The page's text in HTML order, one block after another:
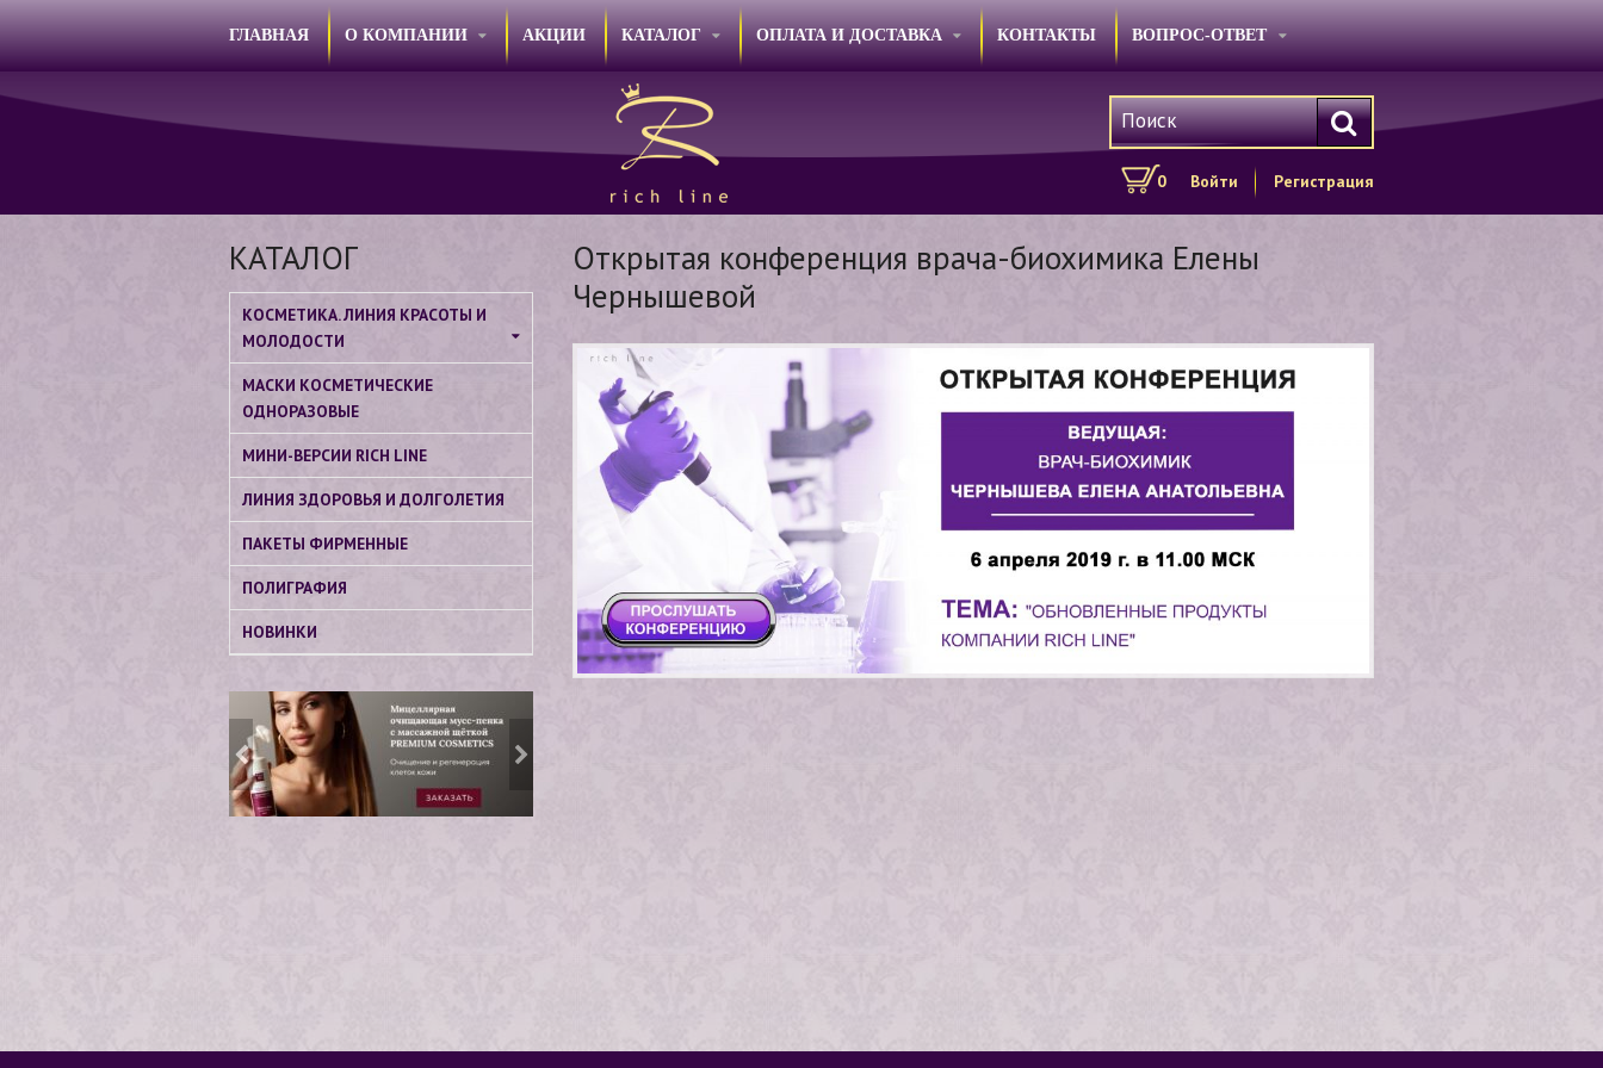
ГЛАВНАЯ О КОМПАНИИ АКЦИИ КАТАЛОГ ОПЛАТА И ДОСТАВКА КОНТАКТЫ ВОПРОС-ОТВЕТ
0 Войти Регистрация
Открытая конференция врача-биохимика Елены
Чернышевой
КАТАЛОГ
КОСМЕТИКА. ЛИНИЯ КРАСОТЫ И
МОЛОДОСТИ
МАСКИ КОСМЕТИЧЕСКИЕ
ОДНОРАЗОВЫЕ
МИНИ-ВЕРСИИ RICH LINE
ЛИНИЯ ЗДОРОВЬЯ И ДОЛГОЛЕТИЯ
ПАКЕТЫ ФИРМЕННЫЕ
ПОЛИГРАФИЯ
НОВИНКИ